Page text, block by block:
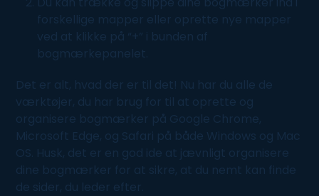
forskellige mapper eller oprette nye mapper
ved at klikke på “+” i bunden af
bogmærkepanelet.
Det er alt, hvad der er til det! Nu har du alle de
værktøjer, du har brug for til at oprette og
organisere bogmærker på Google Chrome,
Microsoft Edge, og Safari på både Windows og Mac
OS. Husk, det er en god ide at jævnligt organisere
dine bogmærker for at sikre, at du nemt kan finde
de sider, du leder efter.